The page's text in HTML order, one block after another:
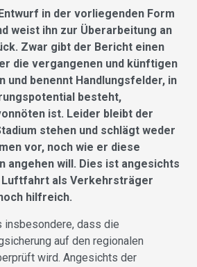
in der vorliegenden Form
weist ihn zur Überarbeitung an
Zwar gibt der Bericht einen
die vergangenen und künftigen
und benennt Handlungsfelder, in
besteht,
ist. Leider bleibt der
stehen und schlägt weder
vor, noch wie er diese
angehen will. Dies ist angesichts
Luftfahrt als Verkehrsträger
hilfreich.
insbesondere, dass die
auf den regionalen
wird. Angesichts der